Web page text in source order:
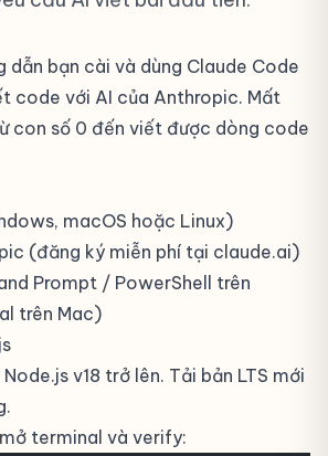
dẫn bạn cài và dùng Claude Code
code với AI của Anthropic. Mất
con số 0 đến viết được dòng code
macOS hoặc Linux)
(đăng ký miễn phí tại claude.ai)
Prompt / PowerShell trên
trên Mac)
v18 trở lên. Tải bản LTS mới
.
terminal và verify: